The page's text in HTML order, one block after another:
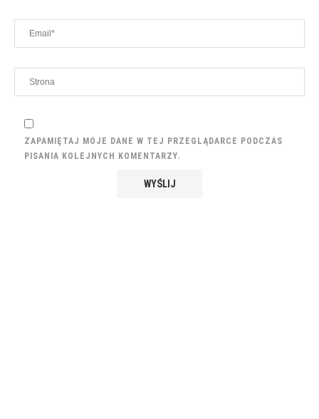
ZAPAMIĘTAJ MOJE DANE W TEJ PRZEGLĄDARCE PODCZAS
PISANIA KOLEJNYCH KOMENTARZY.